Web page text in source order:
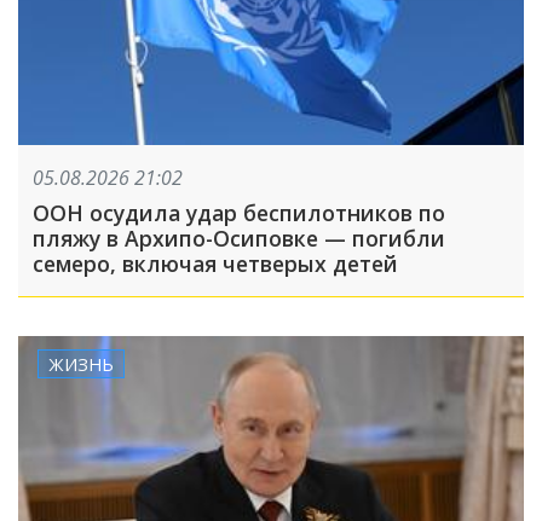
05.08.2026 21:02
ООН осудила удар беспилотников по
пляжу в Архипо-Осиповке — погибли
семеро, включая четверых детей
ЖИЗНЬ